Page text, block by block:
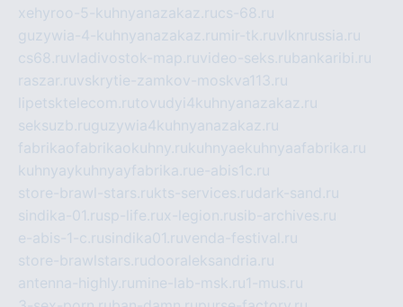
xehyroo-5-kuhnyanazakaz.rucs-68.ru
guzywia-4-kuhnyanazakaz.ru mir-tk.ruvlknrussia.ru
cs68.ruvladivostok-map.ruvideo-seks.rubankaribi.ru
raszar.ruvskrytie-zamkov-moskva113.ru
lipetsktelecom.rutovudyi4kuhnyanazakaz.ru
seksuzb.ruguzywia4kuhnyanazakaz.ru
fabrikaofabrikaokuhny.rukuhnyaekuhnyaafabrika.ru
kuhnyaykuhnyayfabrika.rue-abis1c.ru
store-brawl-stars.rukts-services.rudark-sand.ru
sindika-01.rusp-life.rux-legion.rusib-archives.ru
e-abis-1-c.rusindika01.ruvenda-festival.ru
store-brawlstars.rudooraleksandria.ru
antenna-highly.ru mine-lab-msk.ru1-mus.ru